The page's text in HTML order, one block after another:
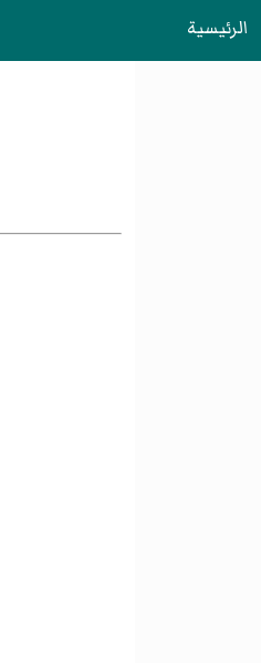
الرئيسية